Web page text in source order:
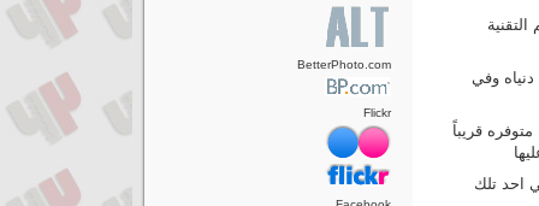
وفي
قريباً
احد تلك
BetterPhoto.com
Flickr